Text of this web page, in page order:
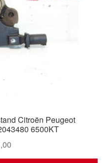
Citroën Peugeot
6500KT